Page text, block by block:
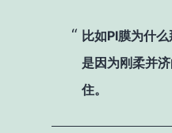
比如PI膜为什
是因为刚柔并
住。